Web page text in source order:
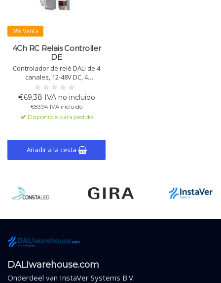
6% Venta
4Ch RC Relais Controller
DE
Controlador de relé DALI de 4
canales, 12-48V DC, 4
direcciones DALI, corriente de
entrada máxima 8A, corriente de
salida máxima por canal 2A,
IP20, configurable mediante DALI
Cockpit. Adecuado para montaje
€69,38 IVA no incluido
€83,94 IVA incluido
Disponible para pedido
Añadir a la cesta
DALIwarehouse.com
Onderdeel van InstaVer Systems B.V.